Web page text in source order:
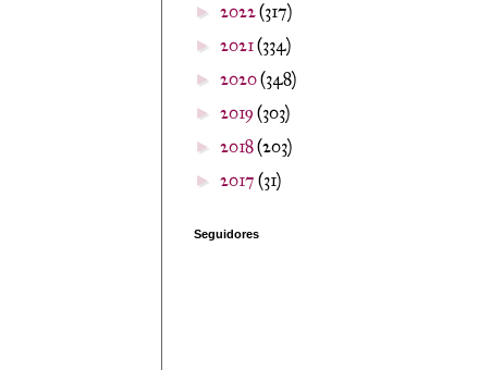
► 2022(317)
► 2021(334)
► 2020(348)
► 2019 (303)
► 2018(203)
► 2017 (31)
Seguidores